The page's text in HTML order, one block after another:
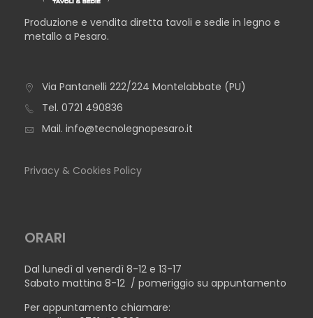
TAVOLO NEVADA
Produzione e vendita diretta tavoli e sedie in legno e
metallo a Pesaro.
Via Pantanelli 222/224 Montelabbate (PU)
Tel. 0721 490836
Mail. info@tecnolegnopesaro.it
Privacy & Cookies Policy
ORARI
Dal lunedì al venerdì 8-12 e 13-17
Sabato mattina 8-12 / pomeriggio su appuntamento
Per appuntamento chiamare: